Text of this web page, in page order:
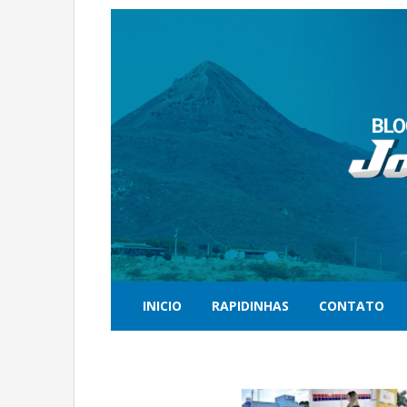
INICIO RAPIDINHAS CONTATO